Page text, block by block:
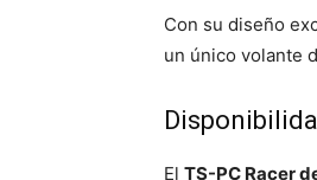
Con su diseño
un único volante
El TS-PC Racer